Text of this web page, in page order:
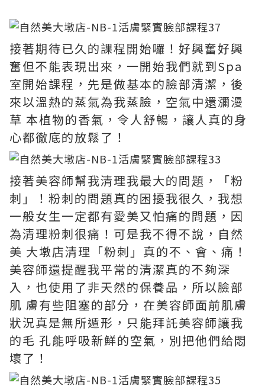
接著期待已久的課程開始囉！好興奮好興
奮但不能表現出來，一開始我們就到Spa
室開始課程，先是做基本的臉部清潔，後
來以溫熱的蒸氣為我蒸臉，空氣中還瀰漫
草 本植物的香氣，令人舒暢，讓人真的身
心都徹底的放鬆了！
接著美容師幫我清理我最大的問題，「粉
刺」！粉刺的問題真的困擾我很久，我想
一般女生一定都有愛美又怕痛的問題，因
為清理粉刺很痛！可是我不得不說，自然
美 大墩店清理「粉刺」真的不、會、痛！
美容師還提醒我平常的清潔真的不夠深
入，也使用了非天然的保養品，所以臉部
肌 膚有些阻塞的部分，在美容師面前肌膚
狀況真是無所遁形，只能拜託美容師讓我
的毛 孔能呼吸新鮮的空氣，別把他們給悶
壞了！